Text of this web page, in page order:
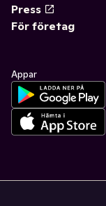
Press
För företag
Appar